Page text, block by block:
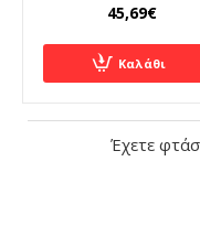
45,69€
Καλάθι
Έχετε